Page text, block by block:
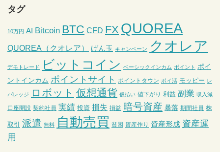
タグ
10万円 AI Bitcoin BTC CFD FX QUOREA
QUOREA（クオレア） げん玉 キャンペーン クオレア
デモトレード ビットコイン ベーシックインカム ポイント ポイ
ントインカム ポイントサイト ポイントタウン ポイ活 モッピー レ
バレッジ ロボット 仮想通貨 仮払い 値下がり 利益 副業 収入減
口座開設 契約社員 実績 投資 損失 損益 暗号資産 暴落 期間社員 株
取引 派遣 無料 自動売買 貧困 資産作り 資産形成 資産運
用